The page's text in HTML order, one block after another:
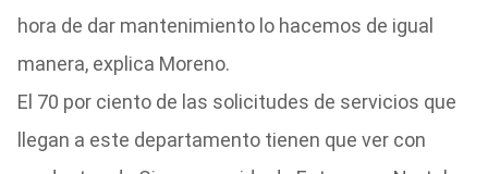
hora de dar mantenimiento lo hacemos de igual
manera, explica Moreno.
El 70 por ciento de las solicitudes de servicios que
llegan a este departamento tienen que ver con